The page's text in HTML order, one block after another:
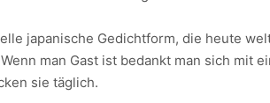
japanische Gedichtform, die heute
man Gast ist bedankt man sich mit
sie täglich.